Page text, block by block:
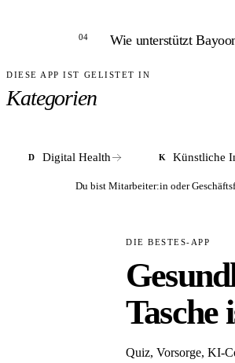
Bayoomed ist ein reines
04 Wie unterstützt
ANTWORT
Bayoomed bietet
DIESE APP IST GELISTET IN
Kategorien
D Digital Health K Künstliche
Du bist Mitarbeiter:in oder
DIE BESTES-APP
Tasche
Quiz, Vorsorge, KI-